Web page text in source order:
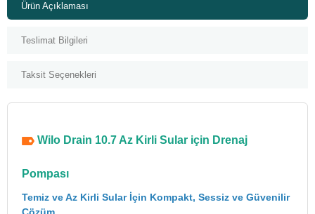
Ürün Açıklaması
Teslimat Bilgileri
Taksit Seçenekleri
Wilo Drain 10.7 Az Kirli Sular için Drenaj
Pompası
Temiz ve Az Kirli Sular İçin Kompakt, Sessiz ve Güvenilir